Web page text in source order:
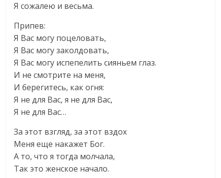
Я сожалею и весьма.
Припев:
Я Вас могу поцеловать,
Я Вас могу заколдовать,
Я Вас могу испепелить сияньем глаз.
И не смотрите на меня,
И берегитесь, как огня:
Я не для Вас, я не для Вас,
Я не для Вас…
За этот взгляд, за этот вздох
Меня еще накажет Бог.
А то, что я тогда молчала,
Так это женское начало.